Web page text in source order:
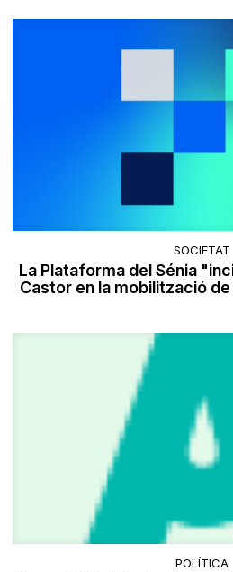
SOCIETAT
La Plataforma del Sénia
Castor en la mobilització
POLÍTICA